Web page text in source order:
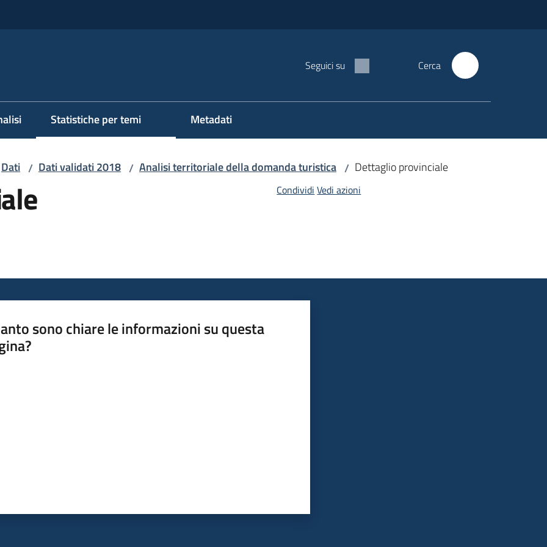
Seguici su Cerca
Statistiche per temi Metadati
Dati / Dati validati 2018 / Analisi territoriale della domanda turistica / Dettaglio provinciale
Condividi Vedi azioni
sono chiare le informazioni su questa